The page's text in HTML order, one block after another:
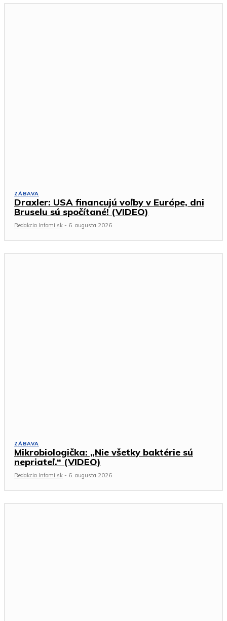
ZÁBAVA
Draxler: USA financujú voľby v Európe, dni
Bruselu sú spočítané! (VIDEO)
Redakcia Infomi.sk - 6. augusta 2026
ZÁBAVA
Mikrobiologička: „Nie všetky baktérie sú
nepriateľ.“ (VIDEO)
Redakcia Infomi.sk - 6. augusta 2026